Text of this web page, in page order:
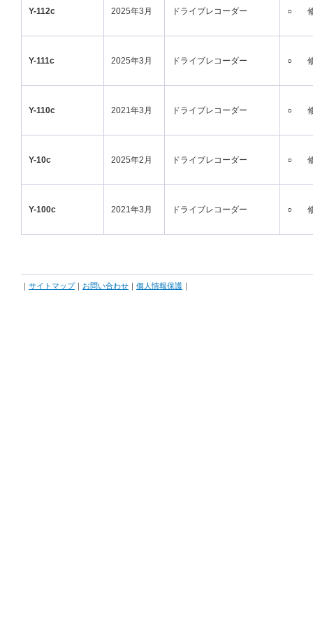
Y-112c 2025年3月 ドライブレコーダー ○
Y-111c 2025年3月 ドライブレコーダー ○
Y-110c 2021年3月 ドライブレコーダー ○
Y-10c 2025年2月 ドライブレコーダー ○
Y-100c 2021年3月 ドライブレコーダー ○
｜ サイトマップ｜ お問い合わせ ｜ 個人情報保護 ｜